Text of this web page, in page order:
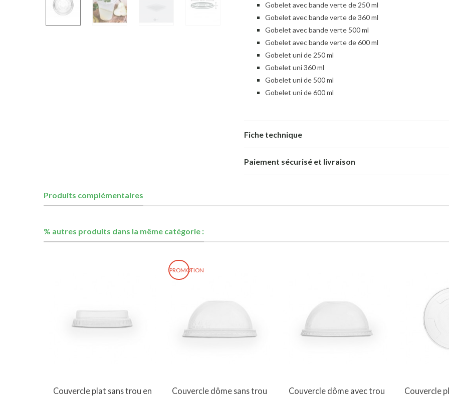
Gobelet avec bande verte de 250 ml
Gobelet avec bande verte de 360 ml
Gobelet avec bande verte 500 ml
Gobelet avec bande verte de 600 ml
Gobelet uni de 250 ml
Gobelet uni 360 ml
Gobelet uni de 500 ml
Gobelet uni de 600 ml
Fiche technique
Paiement sécurisé et livraison
Produits complémentaires
% autres produits dans la même catégorie :
Ajouter au panier
Couvercle plat sans trou en
PROMOTION
Ajouter au panier
Couvercle dôme sans trou
Ajouter au panier
Couvercle dôme avec trou
Couvercle